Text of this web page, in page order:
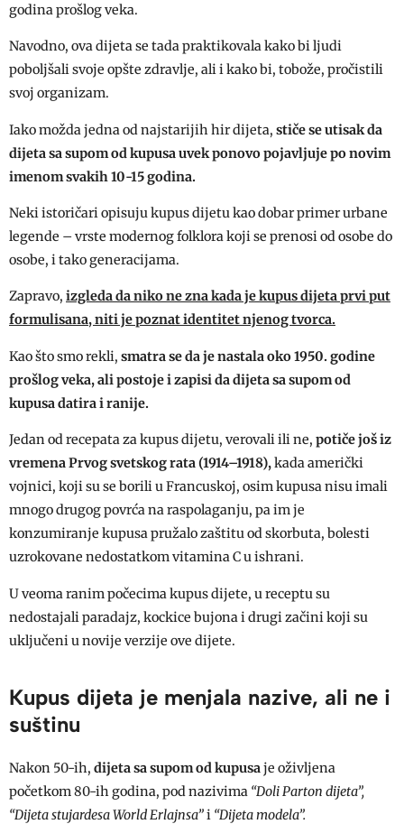
godina prošlog veka.
Navodno, ova dijeta se tada praktikovala kako bi ljudi
poboljšali svoje opšte zdravlje, ali i kako bi, tobože, pročistili
svoj organizam.
Iako možda jedna od najstarijih hir dijeta, stiče se utisak da
dijeta sa supom od kupusa uvek ponovo pojavljuje po novim
imenom svakih 10-15 godina.
Neki istoričari opisuju kupus dijetu kao dobar primer urbane
legende – vrste modernog folklora koji se prenosi od osobe do
osobe, i tako generacijama.
Zapravo, izgleda da niko ne zna kada je kupus dijeta prvi put
formulisana, niti je poznat identitet njenog tvorca.
Kao što smo rekli, smatra se da je nastala oko 1950. godine
prošlog veka, ali postoje i zapisi da dijeta sa supom od
kupusa datira i ranije.
Jedan od recepata za kupus dijetu, verovali ili ne, potiče još iz
vremena Prvog svetskog rata (1914–1918),kada američki
vojnici, koji su se borili u Francuskoj, osim kupusa nisu imali
mnogo drugog povrća na raspolaganju, pa im je
konzumiranje kupusa pružalo zaštitu od skorbuta, bolesti
uzrokovane nedostatkom vitamina C u ishrani.
U veoma ranim počecima kupus dijete, u receptu su
nedostajali paradajz, kockice bujona i drugi začini koji su
uključeni u novije verzije ove dijete.
Kupus dijeta je menjala nazive, ali ne i
suštinu
Nakon 50-ih, dijeta sa supom od kupusa je oživljena
početkom 80-ih godina, pod nazivima “Doli Parton dijeta”,
“Dijeta stujardesa World Erlajnsa”i “Dijeta modela”.